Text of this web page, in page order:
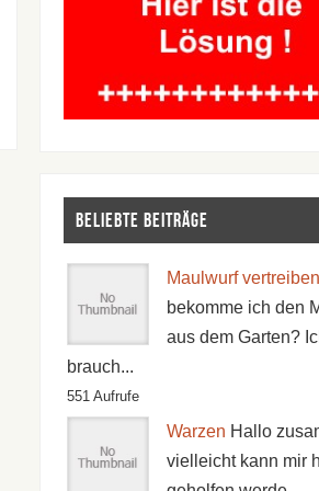
Beliebte Beiträge
Maulwurf vertreiben
bekomme ich den
aus dem Garten?
brauch...
551 Aufrufe
Warzen Hallo
vielleicht kann mir